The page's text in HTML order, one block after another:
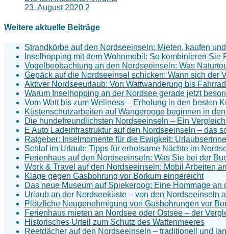
23. August 2020 2
Weitere aktuelle Beiträge
Strandkörbe auf den Nordseeinseln: Mieten, kaufen
Inselhopping mit dem Wohnmobil: So kombinieren
Vogelbeobachtung an den Nordseeinseln: Was
Gepäck auf die Nordseeinsel schicken: Wann sich der
Aktiver Nordseeurlaub: Von Wattwanderung bis
Warum Inselhopping an der Nordsee gerade jetzt
Vom Watt bis zum Wellness – Erholung in den besten
Küstenschutzarbeiten auf Wangerooge beginnen in
Die hundefreundlichsten Nordseeinseln – Ein
E Auto Ladeinfrastruktur auf den Nordseeinseln – das
Ratgeber: Inselmomente für die Ewigkeit:
Schlaf im Urlaub: Tipps für erholsame Nächte im
Ferienhaus auf den Nordseeinseln: Was Sie bei der
Work & Travel auf den Nordseeinseln: Mobil Arbeiten
Klage gegen Gasbohrung vor Borkum eingereicht
Das neue Museum auf Spiekeroog: Eine Hommage an
Urlaub an der Nordseeküste – von den Nordseeinseln
Plötzliche Neugenehmigung von Gasbohrungen vor
Ferienhaus mieten an Nordsee oder Ostsee – der
Historisches Urteil zum Schutz des Wattenmeeres
Reetdächer auf den Nordseeinseln – traditionell und